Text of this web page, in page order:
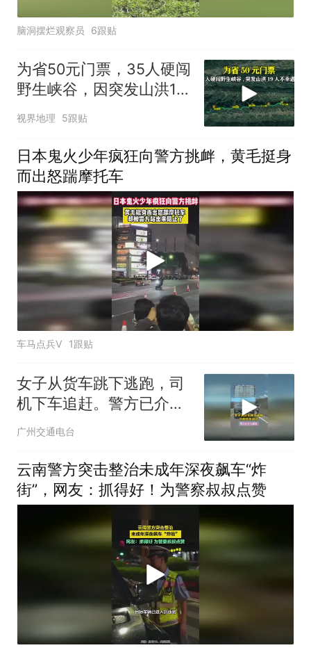
脑洞摆烂观察员 6跟贴
为省50元门票，35人硬闯
野生峡谷，因突发山洪19
人不幸遇难
视界地理 5跟贴
日本鬼火少年疯狂向警方挑衅，黄毛挺身
而出怒踹摩托车
车马点兵V 1跟贴
女子从货车跳下逃跑，司
机下车追赶。警方已介入
调查
广州交通电台
云南警方突击整治未成年深夜飙车“炸
街”，网友：抓得好！为警察叔叔点赞